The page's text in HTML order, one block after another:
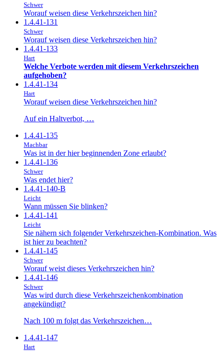
Schwer
Worauf weisen diese Verkehrszeichen hin?
1.4.41-131
Schwer
Worauf weisen diese Verkehrszeichen hin?
1.4.41-133
Hart
Welche Verbote werden mit diesem Verkehrszeichen
aufgehoben?
1.4.41-134
Hart
Worauf weisen diese Verkehrszeichen hin?
Auf ein Haltverbot, …
1.4.41-135
Machbar
Was ist in der hier beginnenden Zone erlaubt?
1.4.41-136
Schwer
Was endet hier?
1.4.41-140-B
Leicht
Wann müssen Sie blinken?
1.4.41-141
Leicht
Sie nähern sich folgender Verkehrszeichen-Kombination. Was
ist hier zu beachten?
1.4.41-145
Schwer
Worauf weist dieses Verkehrszeichen hin?
1.4.41-146
Schwer
Was wird durch diese Verkehrszeichenkombination
angekündigt?
Nach 100 m folgt das Verkehrszeichen…
1.4.41-147
Hart